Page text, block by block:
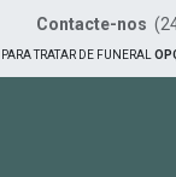
Contacte-nos
PARA TRATAR DE FUNERAL